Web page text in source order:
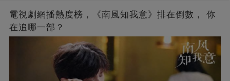
電視劇網播熱度榜，《南風知我意》排在倒數， 你
在追哪一部？